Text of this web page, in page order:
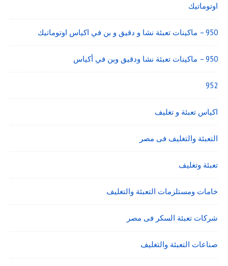
اوتوماتيك
950 – ماكينات تعبئة نشا و دقيق و بن في اكياس اوتوماتيك
950 – ماكينات تعبئة نشا ودقيق وبن في أكياس
952
اكياس تعبئة و تغليف
التعبئة والتغليف فى مصر
تعبئة وتغليف
خامات ومستلزمات التعبئة والتغليف
شركات تعبئة السكر فى مصر
صناعات التعبئة والتغليف